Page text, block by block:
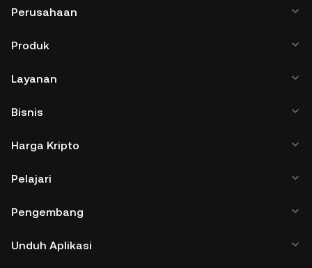
Perusahaan
Produk
Layanan
Bisnis
Harga Kripto
Pelajari
Pengembang
Unduh Aplikasi